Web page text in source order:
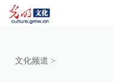
文化频道 >